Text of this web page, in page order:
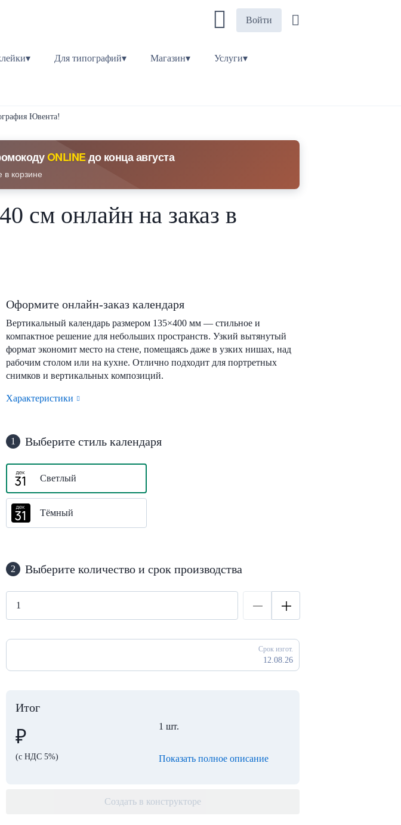
Войти
Для типографий▾ Магазин▾ Услуги▾
Ювента!
ONLINEдо конца августа
корзине
см онлайн на заказ в
Оформите онлайн-заказ календаря
Вертикальный календарь размером 135×400 мм — стильное и
компактное решение для небольших пространств. Узкий вытянутый
формат экономит место на стене, помещаясь даже в узких нишах, над
рабочим столом или на кухне. Отлично подходит для портретных
снимков и вертикальных композиций.
Характеристики
1 Выберите стиль календаря
Светлый
Тёмный
2 Выберите количество и срок производства
Срок изгот.
12.08.26
Итог
₽
(с НДС 5%)
1 шт.
Показать полное описание
Создать в конструкторе